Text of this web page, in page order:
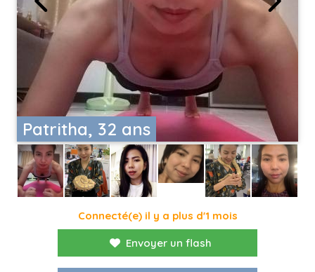
Patritha, 32 ans
Connecté(e) il y a plus d'1 mois
Envoyer un flash